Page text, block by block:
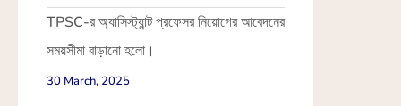
TPSC-র অ্যাসিস্ট্যান্ট প্রফেসর নিয়োগের আবেদনের
সময়সীমা বাড়ানো হলো।
30 March, 2025